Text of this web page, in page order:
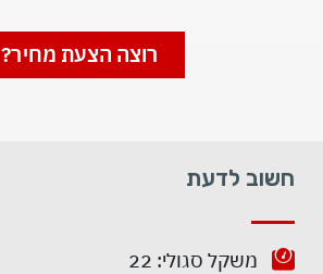
רוצה הצעת מחיר?
חשוב לדעת
משקל סגולי: 22